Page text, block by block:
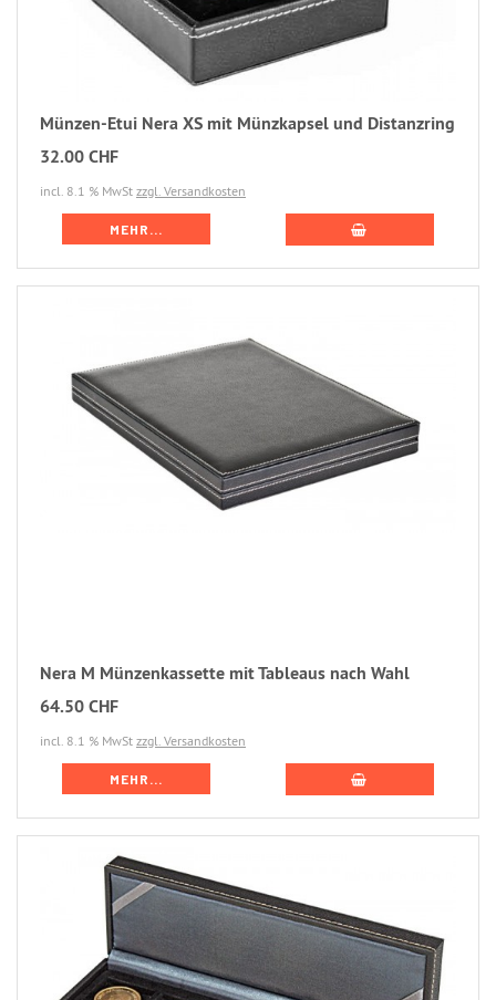
Münzen-Etui Nera XS mit Münzkapsel und Distanzring
32.00 CHF
incl. 8.1 % MwSt zzgl. Versandkosten
MEHR...
Nera M Münzenkassette mit Tableaus nach Wahl
64.50 CHF
incl. 8.1 % MwSt zzgl. Versandkosten
MEHR...